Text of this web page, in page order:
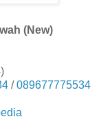
(New)
/089677775534